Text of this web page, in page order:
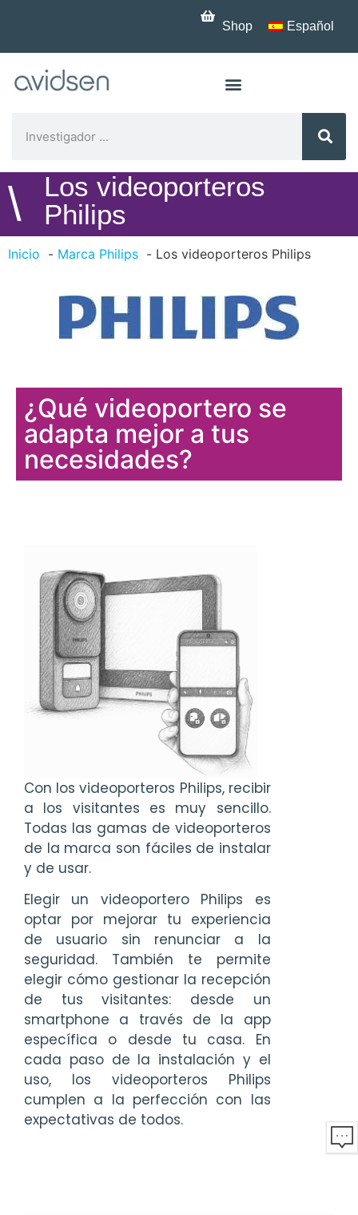
Shop Español
\
Los videoporteros
Philips
Inicio Marca Philips Los videoporteros Philips
¿Qué videoportero se
adapta mejor a tus
necesidades?
Con los videoporteros Philips, recibir
a los visitantes es muy sencillo.
Todas las gamas de videoporteros
de la marca son fáciles de instalar
y de usar.
Elegir un videoportero Philips es
optar por mejorar tu experiencia
de usuario sin renunciar a la
seguridad. También te permite
elegir cómo gestionar la recepción
de tus visitantes: desde un
smartphone a través de la app
específica o desde tu casa. En
cada paso de la instalación y el
uso, los videoporteros Philips
cumplen a la perfección con las
expectativas de todos.